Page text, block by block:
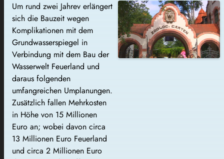
Um rund zwei Jahrev erlängert
sich die Bauzeit wegen
Komplikationen mit dem
Grundwasserspiegel in
Verbindung mit dem Bau der
Wasserwelt Feuerland und
daraus folgenden
umfangreichen Umplanungen.
Zusätzlich fallen Mehrkosten
in Höhe von 15 Millionen
Euro an; wobei davon circa
13 Millionen Euro Feuerland
und circa 2 Millionen Euro